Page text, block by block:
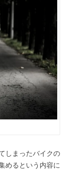
しまったバイクの
めるという内容に